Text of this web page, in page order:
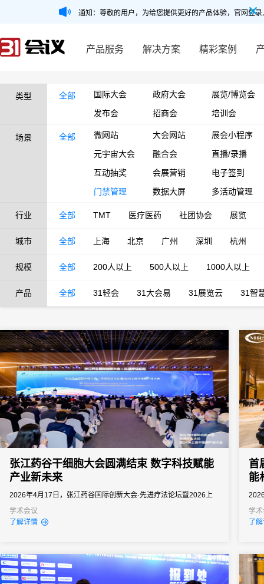
通知：尊敬的用户，为给您提供更好的产品体验，官网登
产品服务 解决方案 精彩案例
类型 全部 国际大会 政府大会
展览/博览会
发布会
招商会 培训会
场景 全部 微网站 大会网站
展会小程序
元宇宙大会
融合会
直播/录播
互动抽奖
会展营销
电子签到
门禁管理
数据大屏 多活动管理
行业 全部 TMT 医疗医药 社团协会 展览
城市 全部 上海 北京 广州 深圳 杭州
规模 全部 200人以上 500人以上 1000人以上
产品 全部 31轻会 31大会易 31展览云 31智
张江药谷干细胞大会圆满结束 数字科技赋能
产业新未来
2026年4月17日，张江药谷国际创新大会·先进疗法论坛暨2026上
海干细胞产业大会于上海张江科学会堂隆重举办。本届大会以“源创
首发·链聚全球”为核心主题，搭建高端学术交流、产业对接与资源合
影响...
学术会议
了解详情
首
能
会
学
了